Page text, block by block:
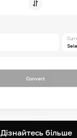
Convert
Дізнайтесь більше